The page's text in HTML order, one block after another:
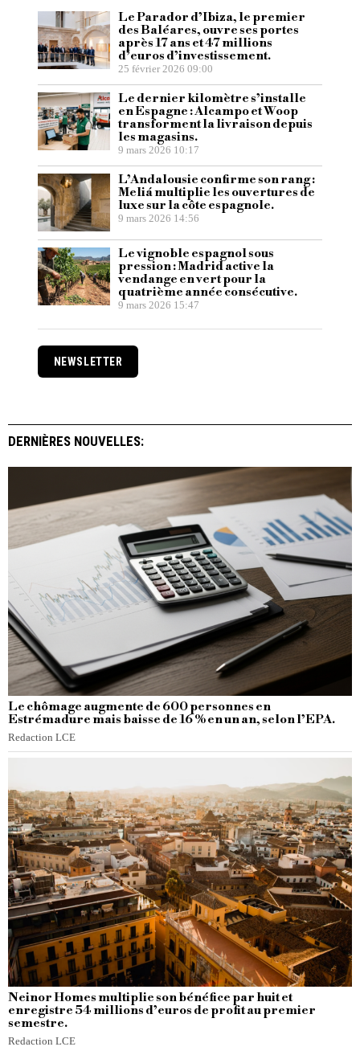
Le Parador d’Ibiza, le premier
des Baléares, ouvre ses portes
après 17 ans et 47 millions
d’euros d’investissement.
25 février 2026 09:00
Le dernier kilomètre s’installe
en Espagne : Alcampo et Woop
transforment la livraison depuis
les magasins.
9 mars 2026 10:17
L’Andalousie confirme son rang :
Meliá multiplie les ouvertures de
luxe sur la côte espagnole.
9 mars 2026 14:56
Le vignoble espagnol sous
pression : Madrid active la
vendange en vert pour la
quatrième année consécutive.
9 mars 2026 15:47
NEWSLETTER
DERNIÈRES NOUVELLES:
Le chômage augmente de 600 personnes en
Estrémadure mais baisse de 16 % en un an, selon l’EPA.
Redaction LCE
Neinor Homes multiplie son bénéfice par huit et
enregistre 54 millions d’euros de profit au premier
semestre.
Redaction LCE